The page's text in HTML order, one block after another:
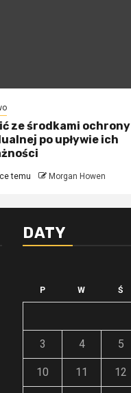
ze środkami ochrony
po upływie ich
temu Morgan Howen
DATY
P W Ś
3 4 5
10 11 12